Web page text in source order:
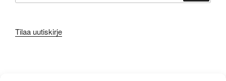
Tilaa uutiskirje